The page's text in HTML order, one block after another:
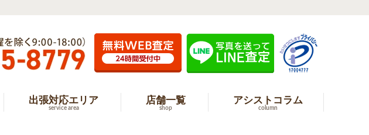
出張対応エリア
service area
店舗一覧
shop
アシストコラム
column